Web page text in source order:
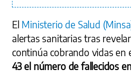
El Ministerio de Salud
alertas sanitarias tras
continúa cobrando vidas en
43 el número de fallecidos